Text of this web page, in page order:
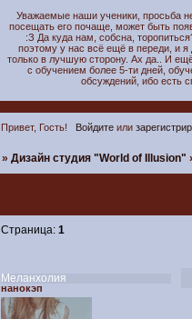
Уважаемые наши ученики, просьба
посещать его почаще, может быть
:З Да куда нам, собсна,
поэтому у нас всё ещё в переди, и
только в лучшую сторону. Ах да.. И
с обучением более 5-ти дней,
обсуждений, ибо есть
Привет, Гость! Войдитеили
»Дизайн студия "World of Illusion"
Страница:1
Меланхолия
нанокэп